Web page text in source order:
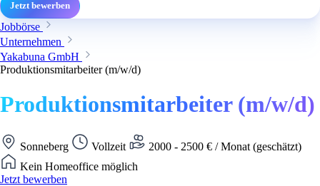
Jetzt bewerben
Jobbörse
Unternehmen
Yakabuna GmbH
Produktionsmitarbeiter (m/w/d)
Produktionsmitarbeiter (m/w/d)
Sonneberg Vollzeit
2000 - 2500 € / Monat (geschätzt)
Kein Homeoffice möglich
Jetzt bewerben